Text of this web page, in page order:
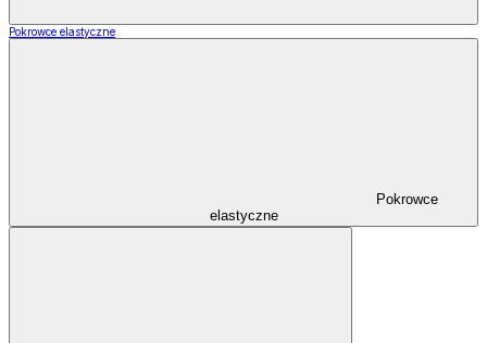
Pokrowce elastyczne
Pokrowce
elastyczne